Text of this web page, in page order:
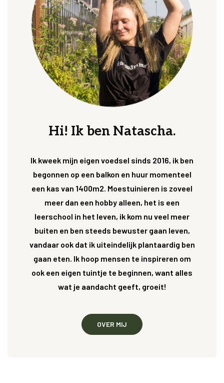
Hi! Ik ben Natascha.
Ik kweek mijn eigen voedsel sinds 2016, ik ben
begonnen op een balkon en huur momenteel
een kas van 1400m2. Moestuinieren is zoveel
meer dan een hobby alleen, het is een
leerschool in het leven, ik kom nu veel meer
buiten en ben steeds bewuster gaan leven,
vandaar ook dat ik uiteindelijk plantaardig ben
gaan eten. Ik hoop mensen te inspireren om
ook een eigen tuintje te beginnen, want alles
wat je aandacht geeft, groeit!
OVER MIJ